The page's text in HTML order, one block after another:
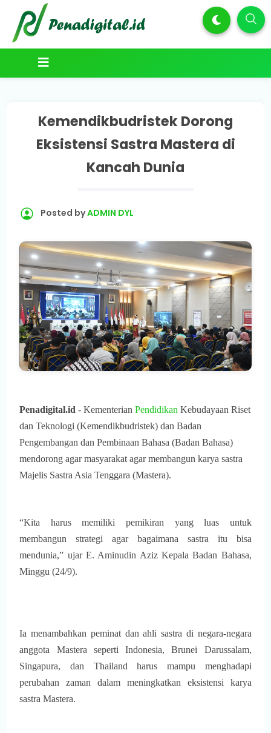
Kemendikbudristek Dorong
Eksistensi Sastra Mastera di
Kancah Dunia
Posted byADMIN DYL
Penadigital.id - KementerianPendidikan Kebudayaan Riset
dan Teknologi (Kemendikbudristek) dan Badan
Pengembangan dan Pembinaan Bahasa (Badan Bahasa)
mendorong agar masyarakat agar membangun karya sastra
Majelis Sastra Asia Tenggara (Mastera).
“Kita harus memiliki pemikiran yang luas untuk
membangun strategi agar bagaimana sastra itu bisa
mendunia,” ujar E. Aminudin Aziz Kepala Badan Bahasa,
Minggu (24/9).
Ia menambahkan peminat dan ahli sastra di negara-negara
anggota Mastera seperti Indonesia, Brunei Darussalam,
Singapura, dan Thailand harus mampu menghadapi
perubahan zaman dalam meningkatkan eksistensi karya
sastra Mastera.